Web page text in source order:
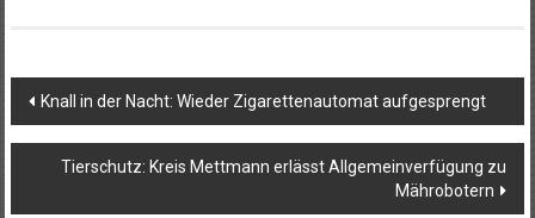
Beitragsnavigation
Knall in der Nacht: Wieder Zigarettenautomat aufgesprengt
Tierschutz: Kreis Mettmann erlässt Allgemeinverfügung zu
Mährobotern